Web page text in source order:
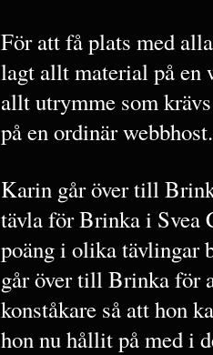
För att få plats med
lagt allt material på en
allt utrymme som
på en ordinär webbhost.
Karin går över till
tävla för Brinka i Svea
poäng i olika
går över till Brinka för
konståkare så att hon
hon nu hållit på med i